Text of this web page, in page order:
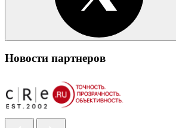
Новости партнеров